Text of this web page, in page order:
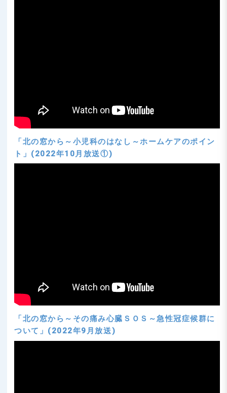
「北の窓から～小児科のはなし～ホームケアのポイン
ト」(2022年10月放送①)
「北の窓から～その痛み心臓ＳＯＳ～急性冠症候群に
ついて」(2022年9月放送)